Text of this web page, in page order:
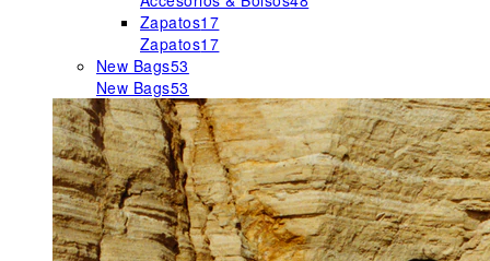
Zapatos17
Zapatos17
New Bags53
New Bags53